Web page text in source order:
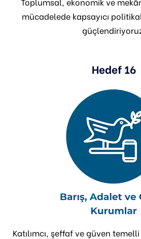
mücadelede kapsayıcı
Hedef 16
Katılımcı, şeffaf ve güven